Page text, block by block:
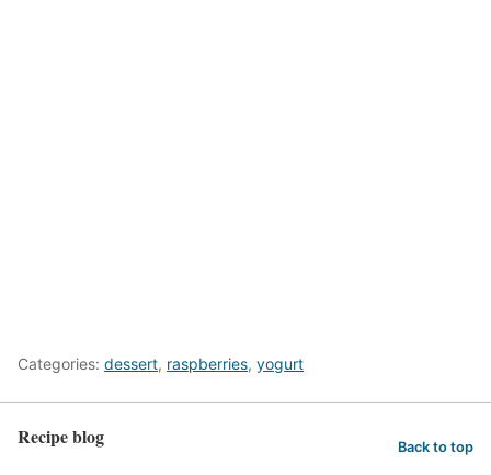
Categories: dessert, raspberries, yogurt
Recipe blog Back to top